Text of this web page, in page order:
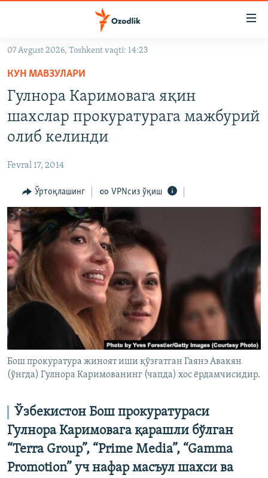
Асосий
навигацияга
ўтинг
Қидиришга
ўтинг
OZODARXIV
На русском
ИЖТИМОИЙ ТАРМОҚЛАР
Озодлик бошқа тилларда
07 Avgust 2026, Toshkent vaqti: 14:23
КУН МАВЗУЛАРИ
Гулнора Каримовага яқин
шахслар прокуратурага мажбурий
олиб келинди
Fevral 17, 2014
Ўртоқлашинг VPNсиз ўқиш
Бош прокуратура жиноят иши қўзғатган Гаянэ Авакян
(ўнгда) Гулнора Каримованинг (чапда) хос ёрдамчисидир.
Ўзбекистон Бош прокуратураси
Гулнора Каримовага қарашли бўлган
“Terra Group”, “Prime Media”, “Gamma
Promotion” уч нафар масъул шахси ва